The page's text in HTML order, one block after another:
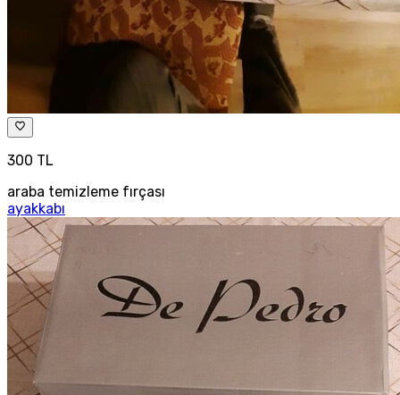
300 TL
araba temizleme fırçası
ayakkabı